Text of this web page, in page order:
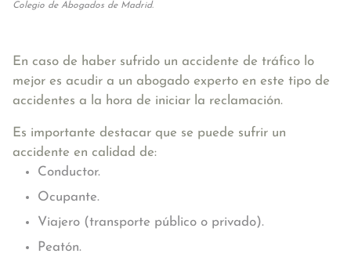
Colegio de Abogados de Madrid.
En caso de haber sufrido un accidente de tráfico lo
mejor es acudir a un abogado experto en este tipo de
accidentes a la hora de iniciar la reclamación.
Es importante destacar que se puede sufrir un
accidente en calidad de:
Conductor.
Ocupante.
Viajero (transporte público o privado).
Peatón.